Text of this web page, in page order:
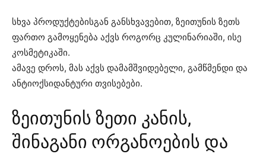
სხვა პროდუქტებისგან განსხვავებით, ზეითუნის ზეთს
ფართო გამოყენება აქვს როგორც კულინარიაში, ისე
კოსმეტიკაში.
ამავე დროს, მას აქვს დამამშვიდებელი, გამწმენდი და
ანტიოქსიდანტური თვისებები.
ზეითუნის ზეთი კანის,
შინაგანი ორგანოების და